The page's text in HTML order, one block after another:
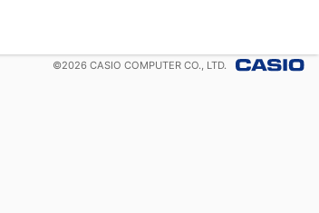
©2026 CASIO COMPUTER CO., LTD.